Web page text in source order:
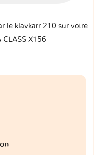
le klavkarr 210 sur votre
CLASS X156